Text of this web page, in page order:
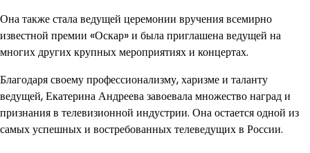
Она также стала ведущей церемонии вручения всемирно
известной премии «Оскар» и была приглашена ведущей на
многих других крупных мероприятиях и концертах.
Благодаря своему профессионализму, харизме и таланту
ведущей, Екатерина Андреева завоевала множество наград и
признания в телевизионной индустрии. Она остается одной из
самых успешных и востребованных телеведущих в России.